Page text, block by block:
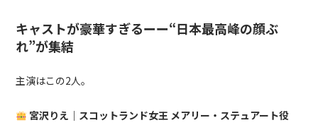
キャストが豪華すぎるーー“日本最高峰の顔ぶ
れ”が集結
主演はこの2人。
宮沢りえ｜スコットランド女王 メアリー・ステュアート役